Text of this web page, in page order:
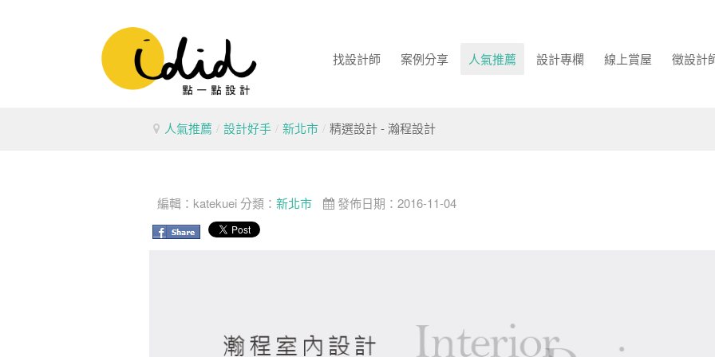
找設計師 案例分享 人氣推薦 設計專欄 線上賞屋 徵設計
人氣推薦 / 設計好手 / 新北市 / 精選設計 - 瀚程設計
編輯： katekuei 分類： 新北市 發佈日期：2016-11-04